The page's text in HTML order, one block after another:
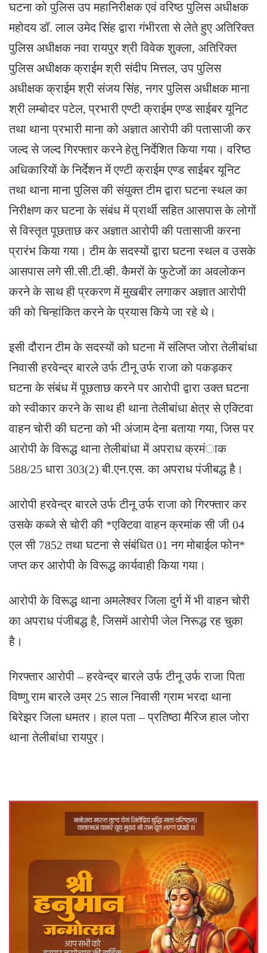
घटना को पुलिस उप महानिरीक्षक एवं वरिष्ठ पुलिस अधीक्षक
महोदय डॉ. लाल उमेद सिंह द्वारा गंभीरता से लेते हुए अतिरिक्त
पुलिस अधीक्षक नवा रायपुर श्री विवेक शुक्ला, अतिरिक्त
पुलिस अधीक्षक क्राईम श्री संदीप मित्तल, उप पुलिस
अधीक्षक क्राईम श्री संजय सिंह, नगर पुलिस अधीक्षक माना
श्री लम्बोदर पटेल, प्रभारी एण्टी क्राईम एण्ड साईबर यूनिट
तथा थाना प्रभारी माना को अज्ञात आरोपी की पतासाजी कर
जल्द से जल्द गिरफ्तार करने हेतु निर्देशित किया गया। वरिष्ठ
अधिकारियों के निर्देशन में एण्टी क्राईम एण्ड साईबर यूनिट
तथा थाना माना पुलिस की संयुक्त टीम द्वारा घटना स्थल का
निरीक्षण कर घटना के संबंध में प्रार्थी सहित आसपास के लोगों
से विस्तृत पूछताछ कर अज्ञात आरोपी की पतासाजी करना
प्रारंभ किया गया। टीम के सदस्यों द्वारा घटना स्थल व उसके
आसपास लगे सी.सी.टी.व्ही. कैमरों के फुटेजों का अवलोकन
करने के साथ ही प्रकरण में मुखबीर लगाकर अज्ञात आरोपी
की को चिन्हांकित करने के प्रयास किये जा रहे थे।
इसी दौरान टीम के सदस्यों को घटना में संलिप्त जोरा तेलीबांधा
निवासी हरवेन्द्र बारले उर्फ टीनू उर्फ राजा को पकड़कर
घटना के संबंध में पूछताछ करने पर आरोपी द्वारा उक्त घटना
को स्वीकार करने के साथ ही थाना तेलीबांधा क्षेत्र से एक्टिवा
वाहन चोरी की घटना को भी अंजाम देना बताया गया, जिस पर
आरोपी के विरूद्ध थाना तेलीबांधा में अपराध क्रमंाक
588/25 धारा 303(2) बी.एन.एस. का अपराध पंजीबद्ध है।
आरोपी हरवेन्द्र बारले उर्फ टीनू उर्फ राजा को गिरफ्तार कर
उसके कब्जे से चोरी की *एक्टिवा वाहन क्रमांक सी जी 04
एल सी 7852 तथा घटना से संबंधित 01 नग मोबाईल फोन*
जप्त कर आरोपी के विरूद्ध कार्यवाही किया गया।
आरोपी के विरूद्ध थाना अमलेश्वर जिला दुर्ग में भी वाहन चोरी
का अपराध पंजीबद्ध है, जिसमें आरोपी जेल निरूद्ध रह चुका
है।
गिरफ्तार आरोपी – हरवेन्द्र बारले उर्फ टीनू उर्फ राजा पिता
विष्णु राम बारले उम्र 25 साल निवासी ग्राम भरदा थाना
बिरेझर जिला धमतर। हाल पता – प्रतिष्ठा मैरिज हाल जोरा
थाना तेलीबांधा रायपुर।